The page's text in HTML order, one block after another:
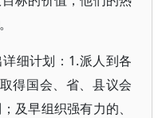
细计划：1.派人到各
得国会、省、县议会
及早组织强有力的、